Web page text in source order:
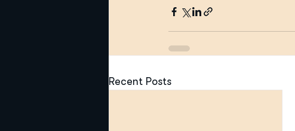
Recent Posts